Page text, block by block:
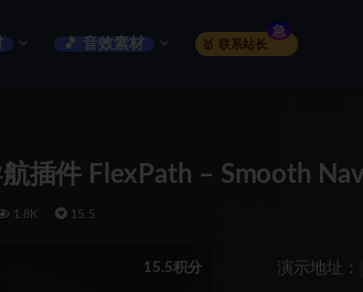
🎵 音效素材 🥇 联系站长
急
插件 FlexPath – Smooth
1.8K 15.5
15.5积分 演示地址：